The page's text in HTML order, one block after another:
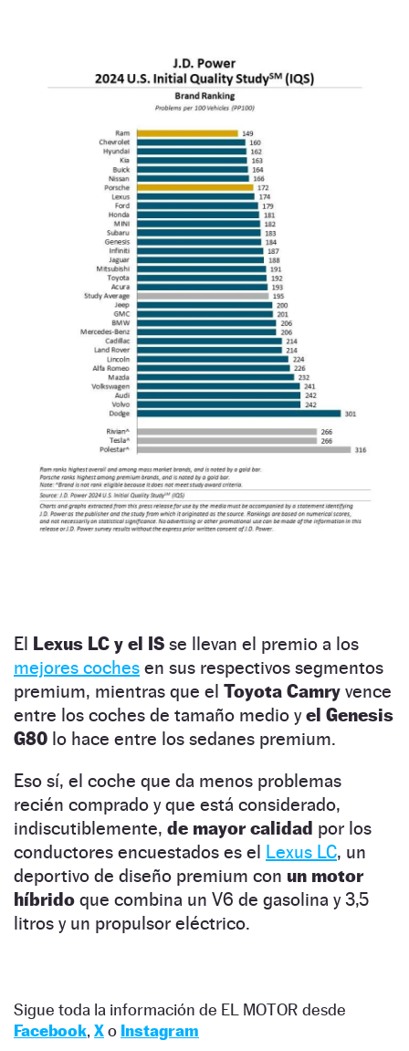
El Lexus LC y el IS se llevan el premio a los
mejores coches en sus respectivos segmentos
premium, mientras que el Toyota Camry vence
entre los coches de tamaño medio yel Genesis
G80 lo hace entre los sedanes premium.
Eso sí, el coche que da menos problemas
recién comprado y que está considerado,
indiscutiblemente, de mayor calidad por los
conductores encuestados es el Lexus LC, un
deportivo de diseño premium con un motor
híbrido que combina un V6 de gasolina y 3,5
litros y un propulsor eléctrico.
Sigue toda la información de EL MOTOR desde
Facebook, Xo Instagram